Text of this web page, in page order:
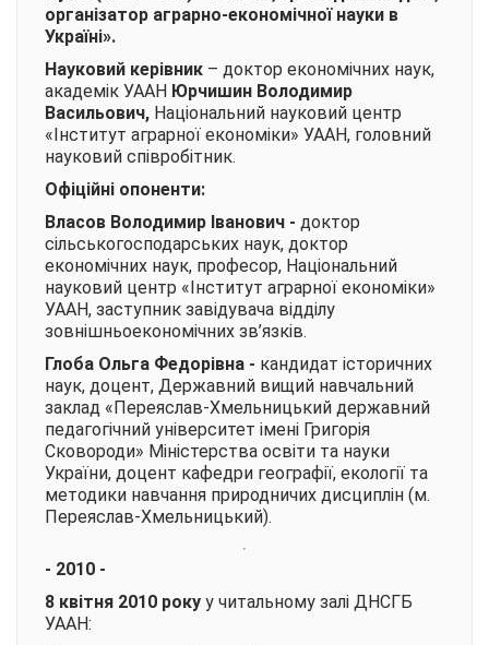
організатор аграрно-економічної науки в
Україні».
Науковий керівник – доктор економічних наук,
академік УААН Юрчишин Володимир
Васильович, Національний науковий центр
«Інститут аграрної економіки» УААН, головний
науковий співробітник.
Офіційні опоненти:
Власов Володимир Іванович - доктор
сільськогосподарських наук, доктор
економічних наук, професор, Національний
науковий центр «Інститут аграрної економіки»
УААН, заступник завідувача відділу
зовнішньоекономічних зв’язків.
Глоба Ольга Федорівна - кандидат історичних
наук, доцент, Державний вищий навчальний
заклад «Переяслав-Хмельницький державний
педагогічний університет імені Григорія
Сковороди» Міністерства освіти та науки
України, доцент кафедри географії, екології та
методики навчання природничих дисциплін (м.
Переяслав-Хмельницький).
- 2010 -
8 квітня 2010 року у читальному залі ДНСГБ
УААН: